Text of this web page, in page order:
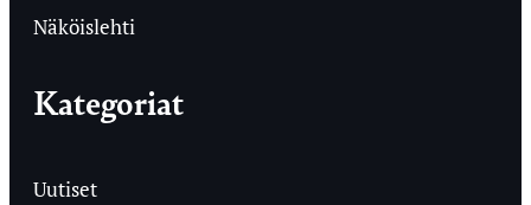
Näköislehti
Kategoriat
Uutiset